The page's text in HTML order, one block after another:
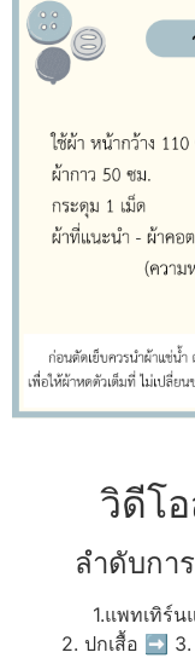
วิดีโ
ลำดับกา
1.แพทเทิร์
2. ปกเสื้อ ➡ 3.